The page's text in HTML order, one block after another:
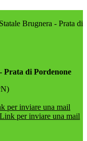
Brugnera - Prata di
Prata di Pordenone
per inviare una mail
Link per inviare una mail